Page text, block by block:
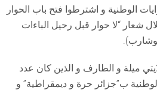
الوطنية و اشترطوا فتح باب الحوار
شعار “لا حوار قبل رحيل الباءات
ميلة و الطارف و الذين كان عدد
ب”جزائر حرة و ديمقراطية” و